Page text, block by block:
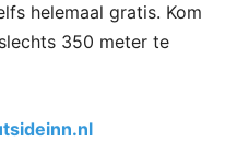
helemaal gratis. Kom
350 meter te